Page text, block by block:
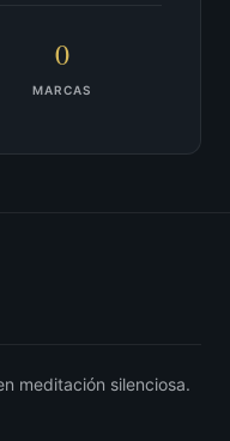
0
MARCAS
meditación silenciosa.